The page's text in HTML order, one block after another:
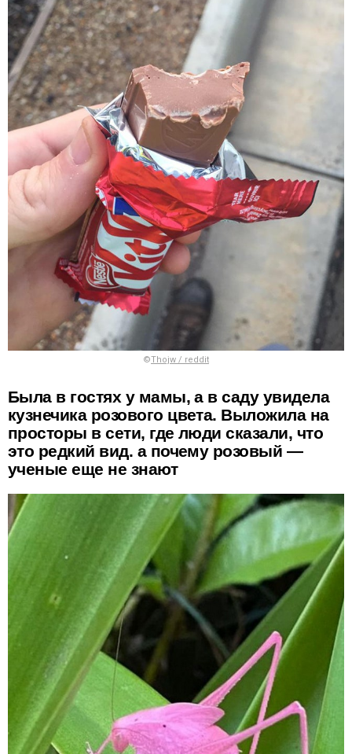
©Thojw / reddit
Была в гостях у мамы, а в саду увидела
кузнечика розового цвета. Выложила на
просторы в сети, где люди сказали, что
это редкий вид. а почему розовый —
ученые еще не знают